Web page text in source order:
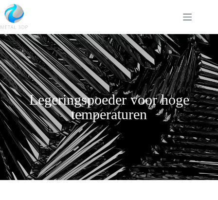
Legeringspoeder voor hoge
temperaturen